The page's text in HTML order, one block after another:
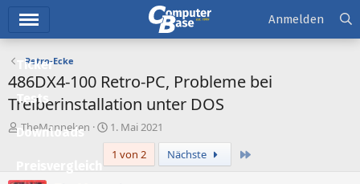
Ticker
Tests
Downloads
Anmelden
Retro-Ecke
486DX4-100 Retro-PC, Probleme bei
Treiberinstallation unter DOS
E
t
TheManneken
E
r
s
t
1. Mai 2021
1 von 2
Nächste